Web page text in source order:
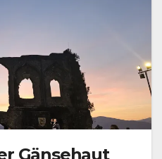
Gänsehaut